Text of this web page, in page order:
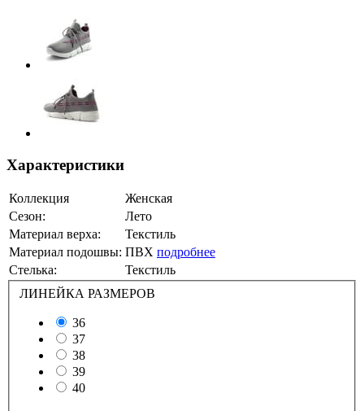
Характеристики
Коллекция
Женская
Сезон:
Лето
Материал верха:
Текстиль
Материал подошвы: ПВХ подробнее
Стелька:
Текстиль
ЛИНЕЙКА РАЗМЕРОВ
36
37
38
39
40